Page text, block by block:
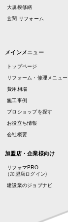
大規模修繕
玄関 リフォーム
メインメニュー
トップページ
リフォーム・修理メニュー
費用相場
施工事例
プロショップを探す
お役立ち情報
会社概要
加盟店・企業様向け
リフォマPRO
（加盟店ログイン)
建設業のジョブナビ